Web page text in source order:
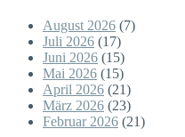
August 2026 (7)
Juli 2026 (17)
Juni 2026 (15)
Mai 2026 (15)
April 2026 (21)
März 2026 (23)
Februar 2026 (21)